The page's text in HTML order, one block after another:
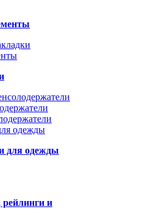
для одежды
рейлинги и